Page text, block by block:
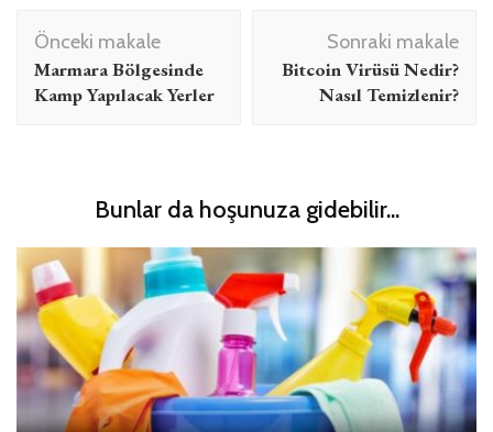
Yazı
dolaşımı
Önceki makale
Marmara Bölgesinde
Kamp Yapılacak Yerler
Sonraki makale
Bitcoin Virüsü Nedir?
Nasıl Temizlenir?
Bunlar da hoşunuza gidebilir...